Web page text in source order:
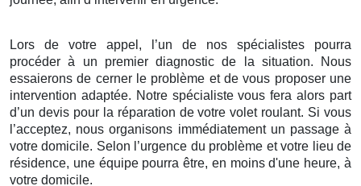
Lors de votre appel, l’un de nos spécialistes pourra
procéder à un premier diagnostic de la situation. Nous
essaierons de cerner le problème et de vous proposer une
intervention adaptée. Notre spécialiste vous fera alors part
d’un devis pour la réparation de votre volet roulant. Si vous
l’acceptez, nous organisons immédiatement un passage à
votre domicile. Selon l’urgence du problème et votre lieu de
résidence, une équipe pourra être, en moins d'une heure, à
votre domicile.